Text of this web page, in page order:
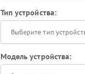
Тип устройства:
Выберите тип
Модель устройства: